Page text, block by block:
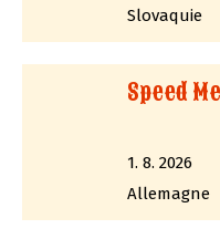
Slovaquie
Speed
1. 8. 2026
Allemagne